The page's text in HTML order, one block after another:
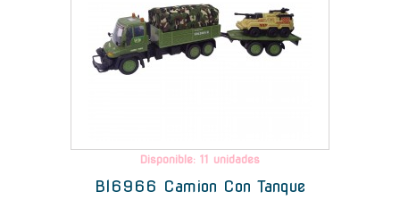
Disponible: 11 unidades
Bl6966 Camion Con Tanque